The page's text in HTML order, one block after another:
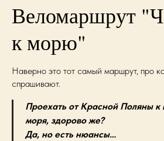
Веломаршрут
к морю"
Наверно это тот самый маршрут, про
спрашивают.
Проехать от Красной Поляны
моря, здорово же?
Да, но есть нюансы…